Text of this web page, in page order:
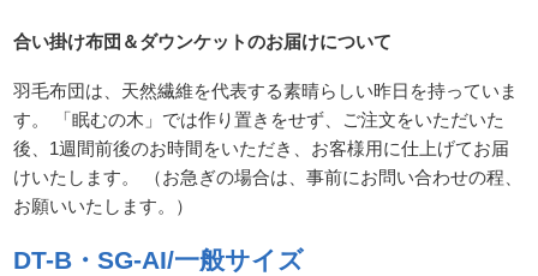
合い掛け布団＆ダウンケットのお届けについて
羽毛布団は、天然繊維を代表する素晴らしい昨日を持っていま
す。 「眠むの木」では作り置きをせず、ご注文をいただいた
後、1週間前後のお時間をいただき、お客様用に仕上げてお届
けいたします。 （お急ぎの場合は、事前にお問い合わせの程、
お願いいたします。）
DT-B・SG-AI/一般サイズ